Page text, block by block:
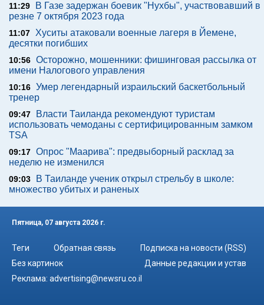
11:29
В Газе задержан боевик "Нухбы", участвовавший в
резне 7 октября 2023 года
11:07
Хуситы атаковали военные лагеря в Йемене,
десятки погибших
10:56 Осторожно, мошенники: фишинговая рассылка от
имени Налогового управления
10:16 Умер легендарный израильский баскетбольный
тренер
09:47
Власти Таиланда рекомендуют туристам
использовать чемоданы с сертифицированным замком
TSA
09:17 Опрос "Mаарива": предвыборный расклад за
неделю не изменился
09:03
В Таиланде ученик открыл стрельбу в школе:
множество убитых и раненых
Пятница, 07 августа 2026 г.
Теги Обратная связь
Подписка на новости (RSS)
Без картинок
Данные редакции и устав
Реклама: advertising@newsru.co.il